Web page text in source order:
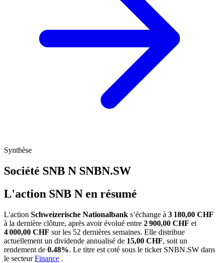
Synthèse
Société SNB N SNBN.SW
L'action SNB N en résumé
L'action Schweizerische Nationalbank s’échange à 3 180,00 CHF
à la dernière clôture, après avoir évolué entre 2 900,00 CHF et
4 000,00 CHF sur les 52 dernières semaines. Elle distribue
actuellement un dividende annualisé de 15,00 CHF, soit un
rendement de 0.48%. Le titre est coté sous le ticker SNBN.SW dans
le secteurFinance .